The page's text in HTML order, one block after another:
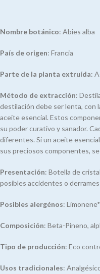
Nombre botánico: Abies alba
País de origen: Francia
Parte de la planta extruída:
Método de extracción:
destilación debe ser lenta, con
aceite esencial. Estos
su poder curativo y sanador.
diferentes. Si un aceite
sus preciosos componentes,
Presentación: Botella de
posibles accidentes o derrames
Posibles alergénos:
Composición: Beta-Pineno,
Tipo de producción: Eco
Usos tradicionales: